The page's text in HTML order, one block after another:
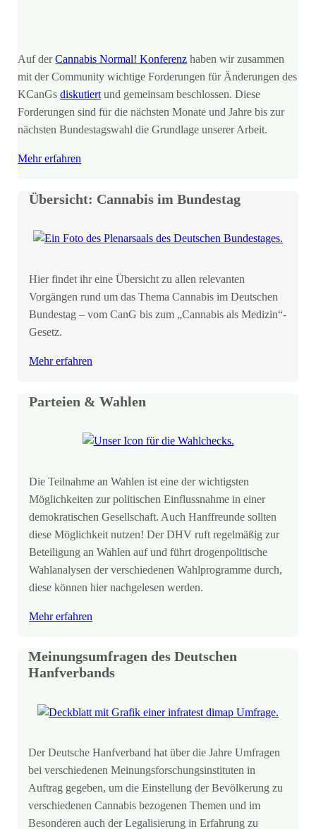
Auf derCannabis Normal! Konferenz haben wir zusammen
mit der Community wichtige Forderungen für Änderungen des
KCanGsdiskutiertund gemeinsam beschlossen. Diese
Forderungen sind für die nächsten Monate und Jahre bis zur
nächsten Bundestagswahl die Grundlage unserer Arbeit.
Mehr erfahren
Übersicht: Cannabis im Bundestag
Hier findet ihr eine Übersicht zu allen relevanten
Vorgängen rund um das Thema Cannabis im Deutschen
Bundestag – vom CanG bis zum „Cannabis als Medizin“-
Gesetz.
Mehr erfahren
Parteien & Wahlen
Die Teilnahme an Wahlen ist eine der wichtigsten
Möglichkeiten zur politischen Einflussnahme in einer
demokratischen Gesellschaft. Auch Hanffreunde sollten
diese Möglichkeit nutzen! Der DHV ruft regelmäßig zur
Beteiligung an Wahlen auf und führt drogenpolitische
Wahlanalysen der verschiedenen Wahlprogramme durch,
diese können hier nachgelesen werden.
Mehr erfahren
Meinungsumfragen des Deutschen
Hanfverbands
Der Deutsche Hanfverband hat über die Jahre Umfragen
bei verschiedenen Meinungsforschungsinstituten in
Auftrag gegeben, um die Einstellung der Bevölkerung zu
verschiedenen Cannabis bezogenen Themen und im
Besonderen auch der Legalisierung in Erfahrung zu